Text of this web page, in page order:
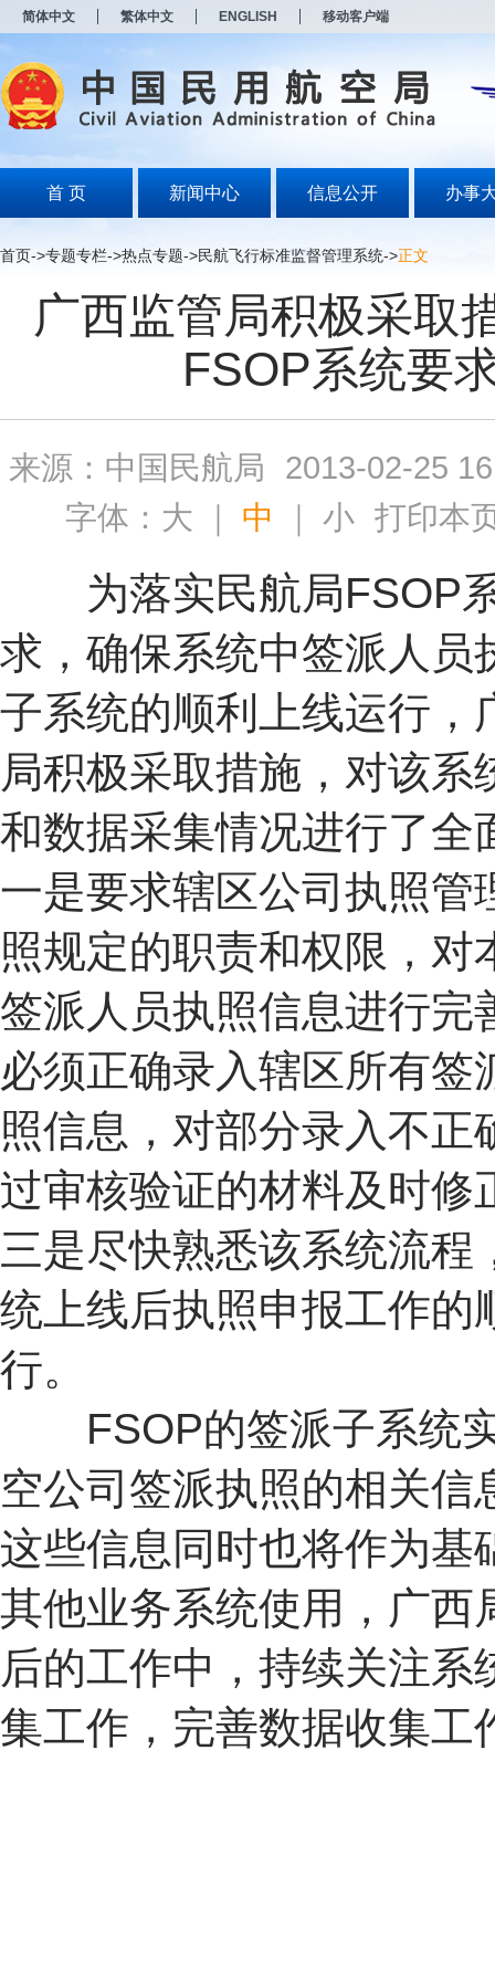
简体中文 繁体中文 ENGLISH 移动客户端
首 页 新闻中心 信息公开 办事
首页->专题专栏->热点专题->民航飞行标准监督管理系统->正文
广西监管局积极采取
FSOP系统要
来源：中国民航局
2013-02-25
字体： 大 ｜ 中 ｜小 打印本
为落实民航局FSOP
求，确保系统中签派人员
子系统的顺利上线运行，
局积极采取措施，对该系
和数据采集情况进行了全
一是要求辖区公司执照管
照规定的职责和权限，对
签派人员执照信息进行完
必须正确录入辖区所有签
照信息，对部分录入不正
过审核验证的材料及时修
三是尽快熟悉该系统流程
统上线后执照申报工作的
行。
FSOP的签派子系统
空公司签派执照的相关信
这些信息同时也将作为基
其他业务系统使用，广西
后的工作中，持续关注系
集工作，完善数据收集工
打
开
无
障
说
按
Alt
盲
式